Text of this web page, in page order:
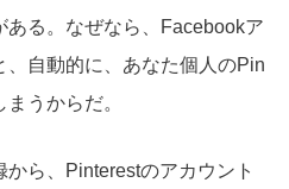
ある。なぜなら、Facebookア
、自動的に、あなた個人のPin
うからだ。
ら、Pinterestのアカウント